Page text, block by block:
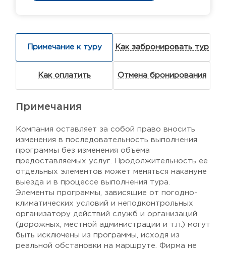
Примечание к туру Как забронировать тур
Как оплатить Отмена бронирования
Примечания
Компания оставляет за собой право вносить
изменения в последовательность выполнения
программы без изменения объема
предоставляемых услуг. Продолжительность ее
отдельных элементов может меняться накануне
выезда и в процессе выполнения тура.
Элементы программы, зависящие от погодно-
климатических условий и неподконтрольных
организатору действий служб и организаций
(дорожных, местной администрации и т.п.) могут
быть исключены из программы, исходя из
реальной обстановки на маршруте. Фирма не